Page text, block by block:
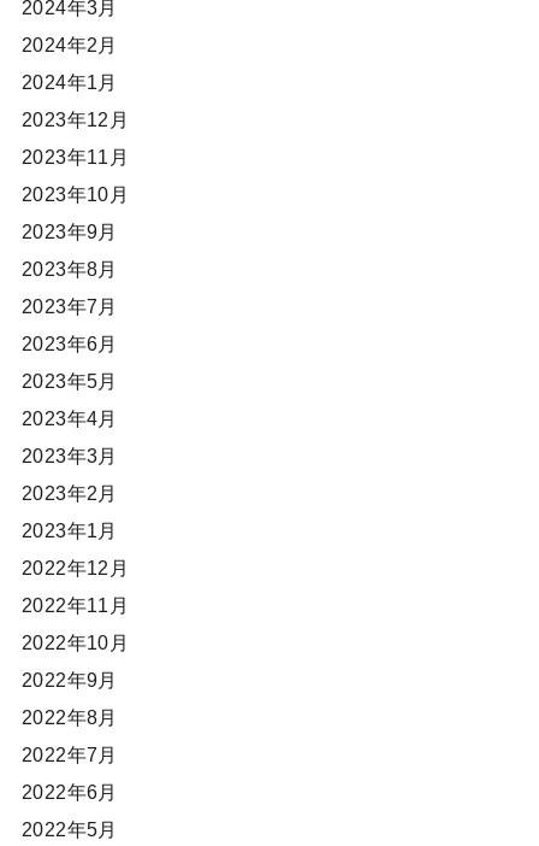
2024年3月
2024年2月
2024年1月
2023年12月
2023年11月
2023年10月
2023年9月
2023年8月
2023年7月
2023年6月
2023年5月
2023年4月
2023年3月
2023年2月
2023年1月
2022年12月
2022年11月
2022年10月
2022年9月
2022年8月
2022年7月
2022年6月
2022年5月